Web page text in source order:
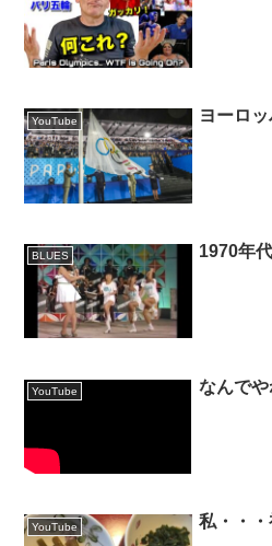
YouTube ヨーロ
BLUES 1970年
YouTube なんで
YouTube 私・・